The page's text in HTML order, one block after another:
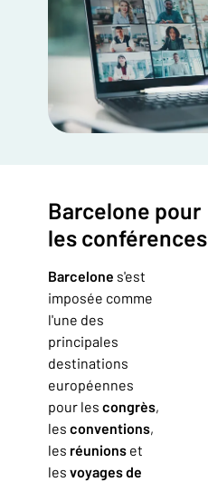
Barcelone pour
les conférences
Barcelone s'est
imposée comme
l'une des
principales
destinations
européennes
pour les congrès,
les conventions,
les réunions et
les voyages de